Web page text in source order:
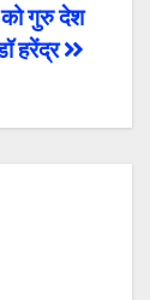
को गुरु देश
हरेंद्र